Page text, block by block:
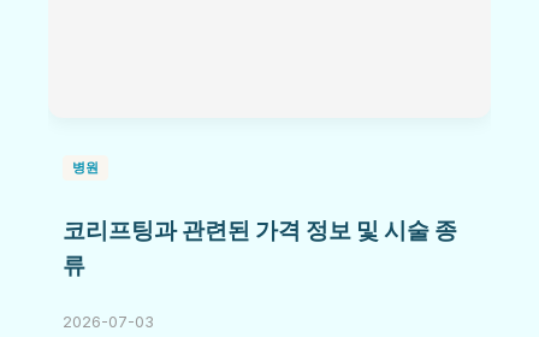
병원
코리프팅과 관련된 가격 정보 및 시술 종
류
2026-07-03